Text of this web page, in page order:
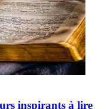
inspirants à lire